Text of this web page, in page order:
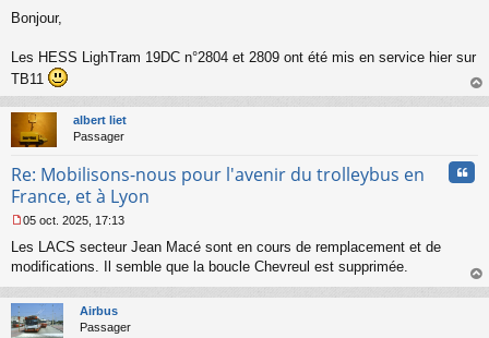
e
s
g
n
o
n
u
Bonjour,
Les HESS LighTram 19DC n°2804 et 2809 ont été mis en service hier sur
TB11
au
albert liet
Passager
Re: Mobilisons-nous pour l'avenir du trolleybus en
France, et à Lyon
e
s
a
g
e
05 oct. 2025, 17:13
Les LACS secteur Jean Macé sont en cours de remplacement et de
modifications. Il semble que la boucle Chevreul est supprimée.
au
Airbus
Passager